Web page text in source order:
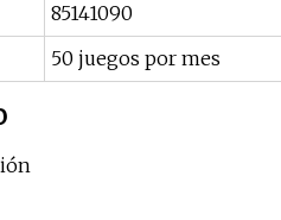
85141090
50 juegos por mes